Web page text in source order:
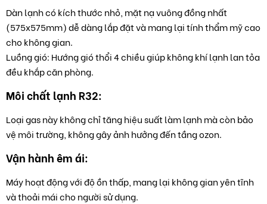
Dàn lạnh có kích thước nhỏ, mặt nạ vuông đồng nhất
(575x575mm) dễ dàng lắp đặt và mang lại tính thẩm mỹ cao
cho không gian.
Luồng gió: Hướng gió thổi 4 chiều giúp không khí lạnh lan tỏa
đều khắp căn phòng.
Môi chất lạnh R32:
Loại gas này không chỉ tăng hiệu suất làm lạnh mà còn bảo
vệ môi trường, không gây ảnh hưởng đến tầng ozon.
Vận hành êm ái:
Máy hoạt động với độ ồn thấp, mang lại không gian yên tĩnh
và thoải mái cho người sử dụng.